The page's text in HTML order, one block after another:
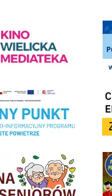
Czyste Powietrze w Gminie
Rady Seniorow - Wieliczka